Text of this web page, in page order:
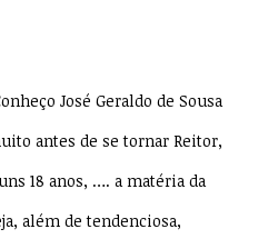
José Geraldo de Sousa
antes de se tornar Reitor,
18 anos, …. a matéria da
além de tendenciosa,